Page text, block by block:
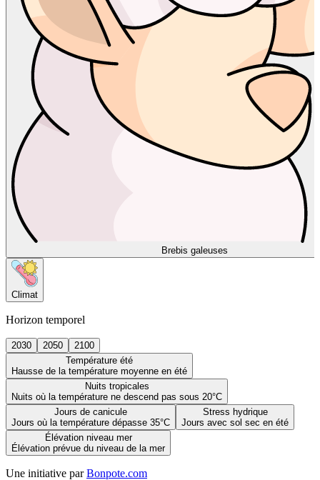
Brebis galeuses
Climat
Horizon temporel
2030 2050
2100
Température été
Hausse de la température moyenne en été
Nuits tropicales
Nuits où la température ne descend pas sous 20°C
Jours de canicule
Jours où la température dépasse 35°C
Stress hydrique
Jours avec sol sec en été
Élévation niveau mer
Élévation prévue du niveau de la mer
Une initiative par Bonpote.com